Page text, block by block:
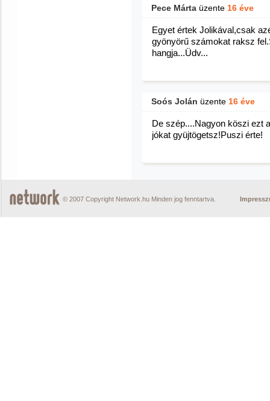
Pece Márta üzente 16 éve
Egyet értek Jolikával,csak
gyönyörű számokat raksz
hangja...Üdv...
Soós Jolán üzente 16 éve
De szép....Nagyon köszi ezt
jókat gyüjtögetsz!Puszi érte!
© 2007 Copyright Network.hu Minden jog fenntartva.